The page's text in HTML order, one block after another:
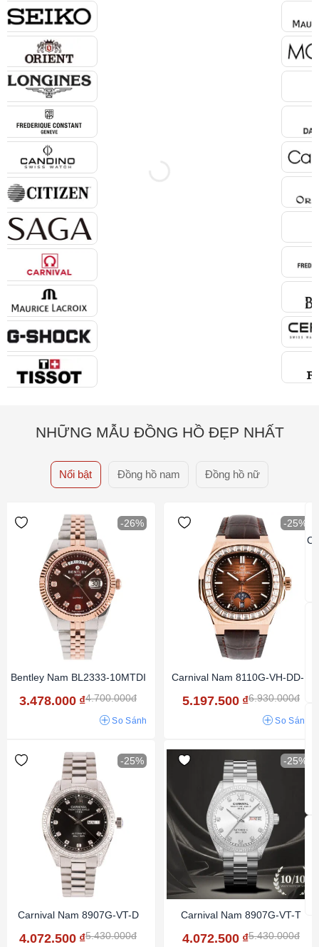
NHỮNG MẪU ĐỒNG HỒ ĐẸP NHẤT
Nổi bật Đồng hồ nam Đồng hồ nữ
-26%
Bentley Nam BL2333-10MTDI
3.478.000 ₫4.700.000đ
So Sánh
-25%
Carnival Nam 8110G-VH-DD-N
5.197.500 ₫6.930.000đ
So Sánh
-25%
Carnival Nam 8907G-VT-D
4.072.500 ₫5.430.000đ
-25%
Carnival Nam 8907G-VT-T
4.072.500 ₫5.430.000đ